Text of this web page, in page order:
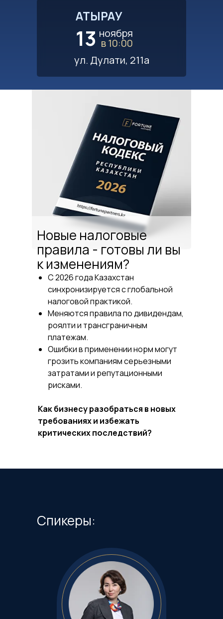
АТЫРАУ
13 ноября
в 10:00
ул. Дулати, 211а
Новые налоговые
правила - готовы ли вы
к изменениям?
С 2026 года Казахстан
синхронизируется с глобальной
налоговой практикой.
Меняются правила по дивидендам,
роялти и трансграничным
платежам.
Ошибки в применении норм могут
грозить компаниям серьезными
затратами и репутационными
рисками.
Как бизнесу разобраться в новых
требованиях и избежать
критических последствий?
Спикеры: